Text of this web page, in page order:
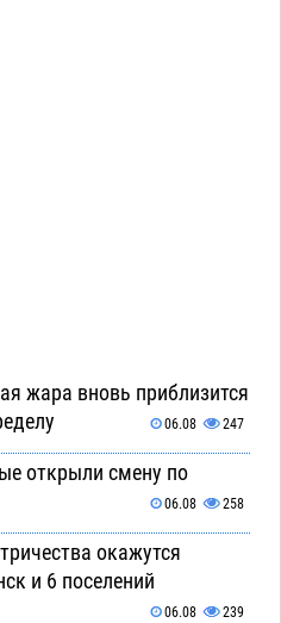
жара вновь приблизится
06.08 247
открыли смену по
06.08 258
окажутся
и 6 поселений
06.08 239